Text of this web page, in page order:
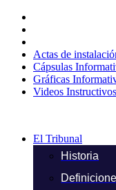
contenido
Actas de
Cápsulas
Gráficas
Videos
El Tribunal
Historia